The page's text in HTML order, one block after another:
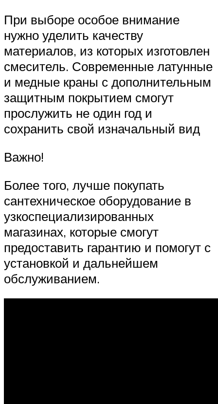
При выборе особое внимание
нужно уделить качеству
материалов, из которых изготовлен
смеситель. Современные латунные
и медные краны с дополнительным
защитным покрытием смогут
прослужить не один год и
сохранить свой изначальный вид
Важно!
Более того, лучше покупать
сантехническое оборудование в
узкоспециализированных
магазинах, которые смогут
предоставить гарантию и помогут с
установкой и дальнейшем
обслуживанием.